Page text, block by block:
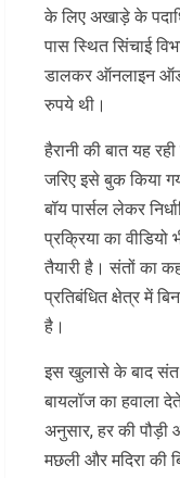
के लिए अखाड़े के
पास स्थित सिंचाई
डालकर ऑनलाइन
रुपये थी।
हैरानी की बात यह
जरिए इसे बुक किया
बॉय पार्सल लेकर
प्रक्रिया का
तैयारी है। संतों का
प्रतिबंधित क्षेत्र में
है।
इस खुलासे के बाद संत
बायलॉज का हवाला
अनुसार, हर की
मछली और मदिरा की